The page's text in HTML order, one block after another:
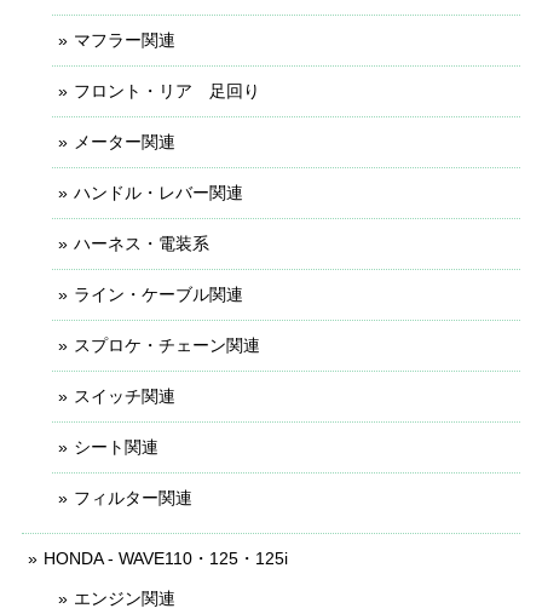
マフラー関連
フロント・リア 足回り
メーター関連
ハンドル・レバー関連
ハーネス・電装系
ライン・ケーブル関連
スプロケ・チェーン関連
スイッチ関連
シート関連
フィルター関連
HONDA - WAVE110・125・125i
エンジン関連